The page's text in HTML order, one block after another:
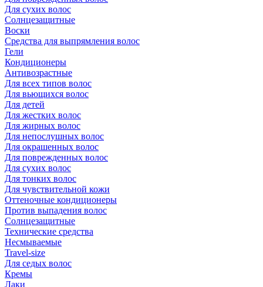
Для сухих волос
Солнцезащитные
Воски
Средства для выпрямления волос
Гели
Кондиционеры
Антивозрастные
Для всех типов волос
Для вьющихся волос
Для детей
Для жестких волос
Для жирных волос
Для непослушных волос
Для окрашенных волос
Для поврежденных волос
Для сухих волос
Для тонких волос
Для чувствительной кожи
Оттеночные кондиционеры
Против выпадения волос
Солнцезащитные
Технические средства
Несмываемые
Travel-size
Для седых волос
Кремы
Лаки